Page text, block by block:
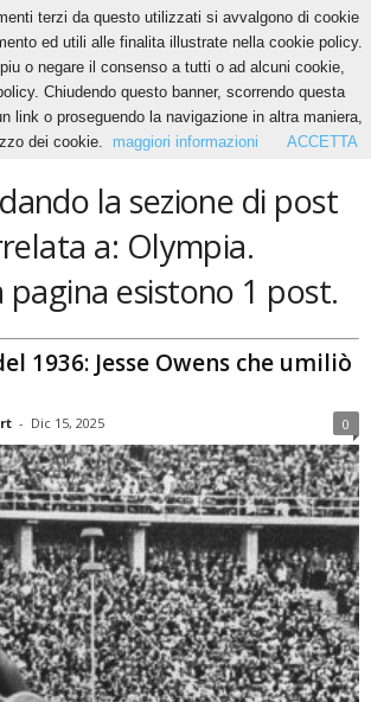
la sezione di post
a: Olympia.
pagina esistono 1 post.
1936: Jesse Owens che umiliò
- Dic 15, 2025 0
terzi da questo utilizzati si avvalgono di cookie
ed utili alle finalita illustrate nella cookie policy.
o negare il consenso a tutti o ad alcuni cookie,
Chiudendo questo banner, scorrendo questa
link o proseguendo la navigazione in altra maniera,
dei cookie.
maggiori informazioni ACCETTA